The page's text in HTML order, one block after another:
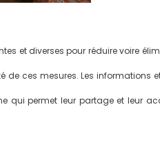
et diverses pour réduire voire
ces mesures. Les informations
qui permet leur partage et leur